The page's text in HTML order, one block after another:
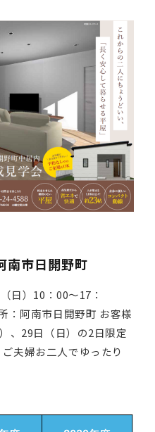
南市日開野町
日）10：00～17：
：阿南市日開野町 お客様
、29日（日）の2日限定
夫婦お二人でゆったり